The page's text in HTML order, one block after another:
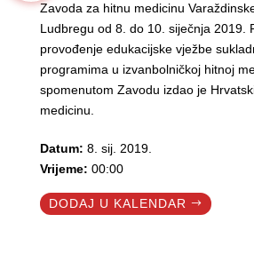
Zavoda za hitnu medicinu
Ludbregu od 8. do 10. siječnja 2019.
provođenje edukacijske vježbe
programima u izvanbolničkoj hitnoj
spomenutom Zavodu izdao je
medicinu.
Datum: 8. sij. 2019.
Vrijeme: 00:00
DODAJ U KALENDAR